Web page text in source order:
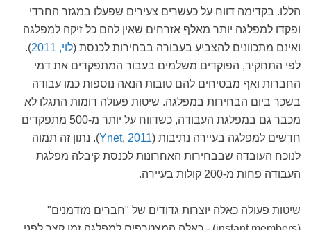
הללו. בקדימה דווח על כעשרים צעירים שפעלו במגזר החרדי
ופקדו למפלגה יותר מאלף אזרחים שאין להם כל זיקה למפלגה
ואינם מתכוונים להצביע בעבורה בבחירות לכנסת (לוי, 2011
).
לפי התחקיר, הפוקדים משלמים בעבור המתפקדים את דמי
החברות ואף מבטיחים להם טובות הנאה נוספות כמו עבודה
בשכר ביום הבחירות במפלגה. שיטות פעולה דומות התגלו לא
מכבר גם במפלגת העבודה, כשדווח על יותר מ-500 מתפקדים
חדשים למפלגה בעיירה נתיבות (Ynet, 2011). נתון זה תמוה
לנוכח העובדה שבבחירות האחרונות לכנסת קיבלה מפלגת
העבודה פחות מ-200 קולות בעיירה.
שיטות פעולה כאלה יוצרות גדודים של "חברים מזדמנים"